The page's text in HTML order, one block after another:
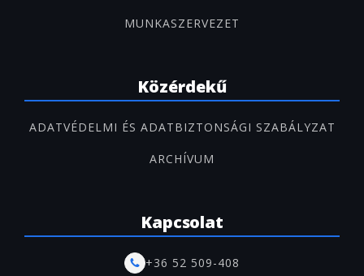
MUNKASZERVEZET
Közérdekű
ADATVÉDELMI ÉS ADATBIZTONSÁGI SZABÁLYZAT
ARCHÍVUM
Kapcsolat
+36 52 509-408